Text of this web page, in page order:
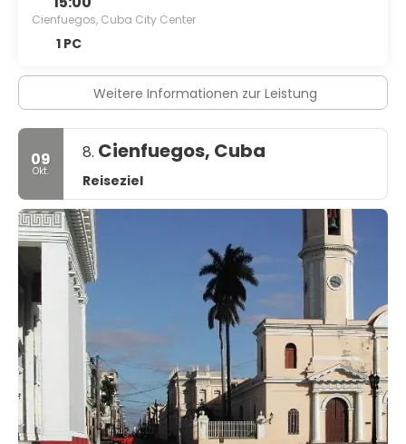
Cienfuegos, Cuba City Center
1 PC
Weitere Informationen zur Leistung
09
Okt.
8. Cienfuegos, Cuba
Reiseziel